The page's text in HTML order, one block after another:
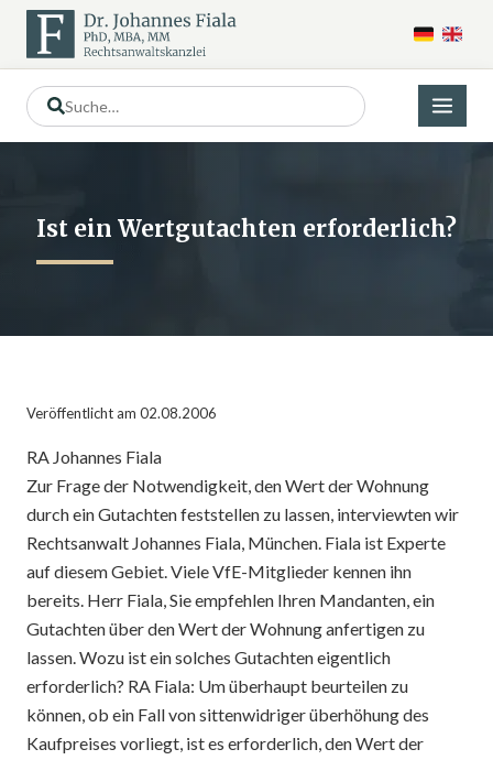
Ist ein Wertgutachten erforderlich?
Veröffentlicht am 02.08.2006
RA Johannes Fiala
Zur Frage der Notwendigkeit, den Wert der Wohnung
durch ein Gutachten feststellen zu lassen, interviewten wir
Rechtsanwalt Johannes Fiala, München. Fiala ist Experte
auf diesem Gebiet. Viele VfE-Mitglieder kennen ihn
bereits. Herr Fiala, Sie empfehlen Ihren Mandanten, ein
Gutachten über den Wert der Wohnung anfertigen zu
lassen. Wozu ist ein solches Gutachten eigentlich
erforderlich? RA Fiala: Um überhaupt beurteilen zu
können, ob ein Fall von sittenwidriger überhöhung des
Kaufpreises vorliegt, ist es erforderlich, den Wert der